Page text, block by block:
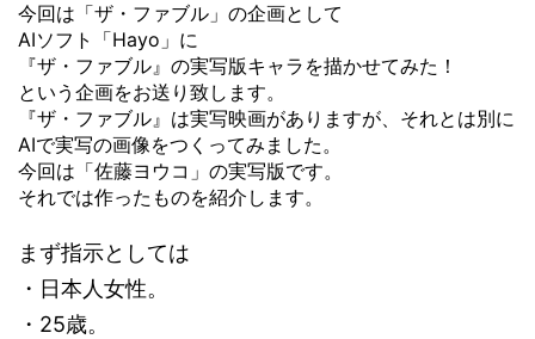
今回は「ザ・ファブル」の企画として
AIソフト「Hayo」に
『ザ・ファブル』の実写版キャラを描かせてみた！
という企画をお送り致します。
『ザ・ファブル』は実写映画がありますが、それとは別に
AIで実写の画像をつくってみました。
今回は「佐藤ヨウコ」の実写版です。
それでは作ったものを紹介します。
まず指示としては
・日本人女性。
・25歳。